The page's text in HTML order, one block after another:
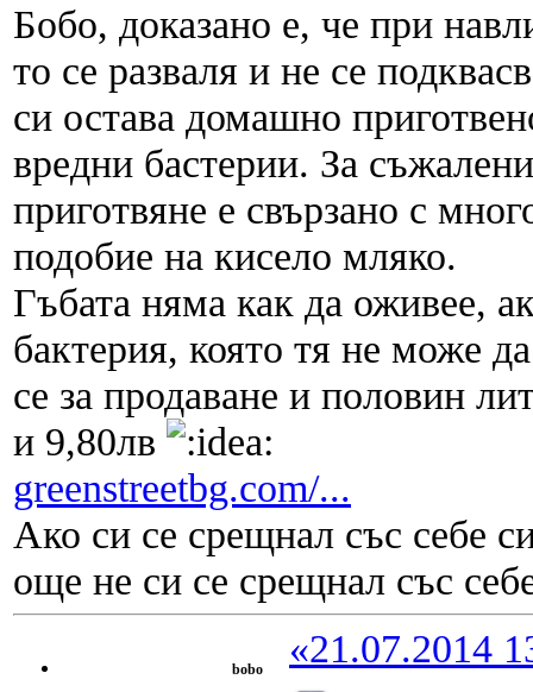
Бобо, доказано е, че при
то се разваля и не се
си остава домашно
вредни бастерии. За
приготвяне е свързано с
подобие на кисело мляко.
Гъбата няма как да оживее,
бактерия, която тя не може
се за продаване и половин
и 9,80лв
greenstreetbg.com/...
Ако си се срещнал със себе
още не си се срещнал със
bobo «21.07.2014